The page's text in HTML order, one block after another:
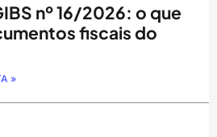
nº 16/2026: o que
fiscais do
»